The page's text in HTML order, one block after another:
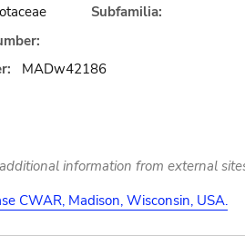
Subfamilia:
MADw42186
information from external
CWAR, Madison, Wisconsin, USA.